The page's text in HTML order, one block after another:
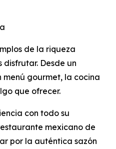
de la riqueza
Desde un
gourmet, la cocina
que ofrecer.
con todo su
mexicano de
por la auténtica sazón